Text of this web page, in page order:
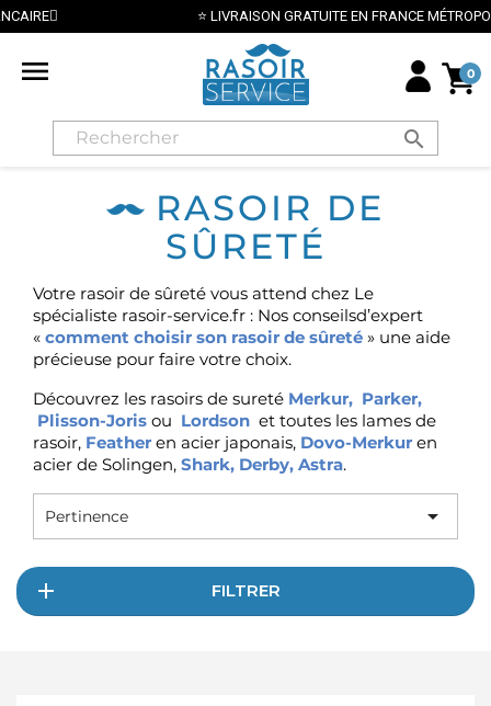
⭐ LIVRAISON GRATUITE EN FRANCE MÉTROPOLITAINE DÈS 70€ ⭐
 0
search
RASOIR DE
SÛRETÉ
Votre rasoir de sûreté vous attend chez Le
spécialiste rasoir-service.fr : Nos conseilsd’expert
« comment choisir son rasoir de sûreté » une aide
précieuse pour faire votre choix.
Découvrez les rasoirs de sureté Merkur, Parker,
Plisson-Joris ou Lordson et toutes les lames de
rasoir, Feather en acier japonais, Dovo-Merkur en
acier de Solingen, Shark, Derby, Astra.
Pertinence 
FILTRER